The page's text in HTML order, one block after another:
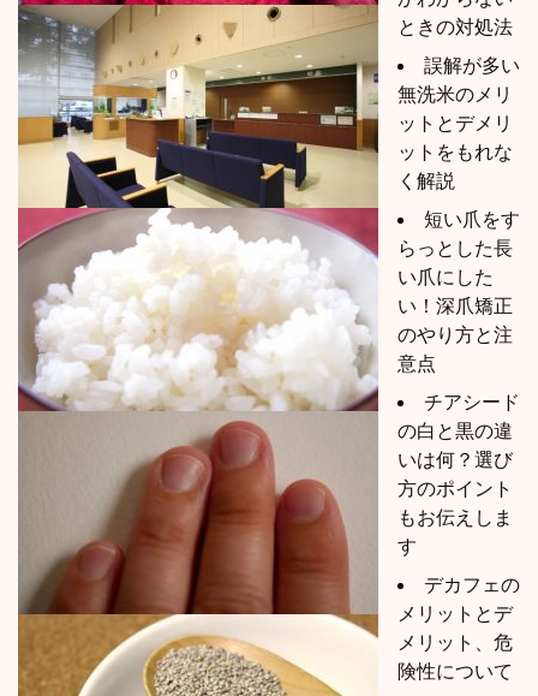
ときの対処法
誤解が多い
無洗米のメリ
ットとデメリ
ットをもれな
く解説
短い爪をす
らっとした長
い爪にした
い！深爪矯正
のやり方と注
意点
チアシード
の白と黒の違
いは何？選び
方のポイント
もお伝えしま
す
デカフェの
メリットとデ
メリット、危
険性について